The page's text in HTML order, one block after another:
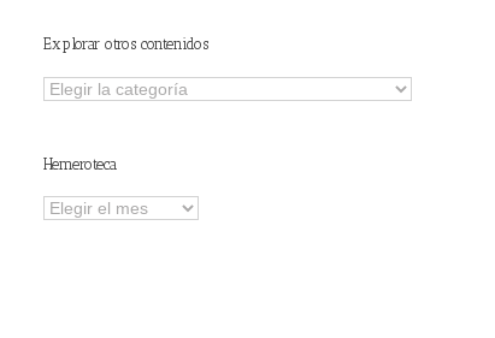
Explorar otros contenidos
Explorar
Hemeroteca
Hemeroteca